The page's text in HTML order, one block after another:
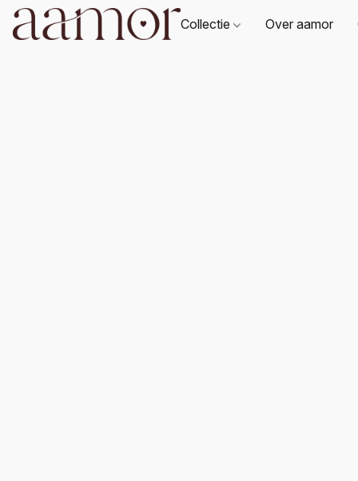
Collectie Over aamor